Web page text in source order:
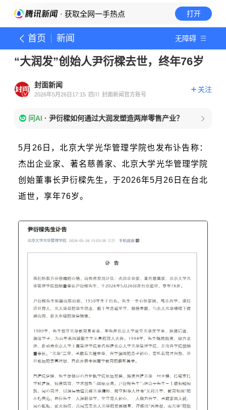
· 获取全网一手热点 打开
首页 新闻 无障碍
“大润发”创始人尹衍樑去世，终年76岁
封面新闻
2026年5月26日17:15 四川 封面新闻官方账号
关注
问AI · 尹衍樑如何通过大润发塑造两岸零售产业？
5月26日，北京大学光华管理学院也发布讣告称：
杰出企业家、著名慈善家、北京大学光华管理学院
创始董事长尹衍樑先生，于2026年5月26日在台北
逝世，享年76岁。